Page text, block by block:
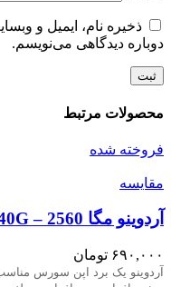
ذخیره نام، ایمیل و
دوباره دیدگاهی می‌نویسم.
محصولات مرتبط
فروخته شده
مقايسه
آردوینو مگا 2560 – Arduino MEGA CH340G
۶۹۰,۰۰۰ تومان
آردوینو یک برد اپن سورس